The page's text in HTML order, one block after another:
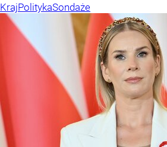
KrajPolitykaSondaże